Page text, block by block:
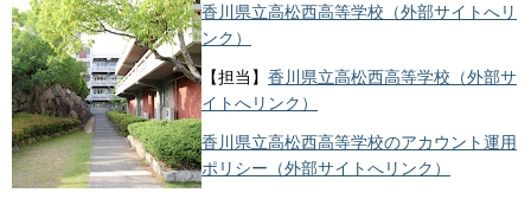
香川県立高松西高等学校（外部サイトへリ
ンク）
【担当】 香川県立高松西高等学校（外部サ
イトへリンク）
香川県立高松西高等学校のアカウント運用
ポリシー（外部サイトへリンク）